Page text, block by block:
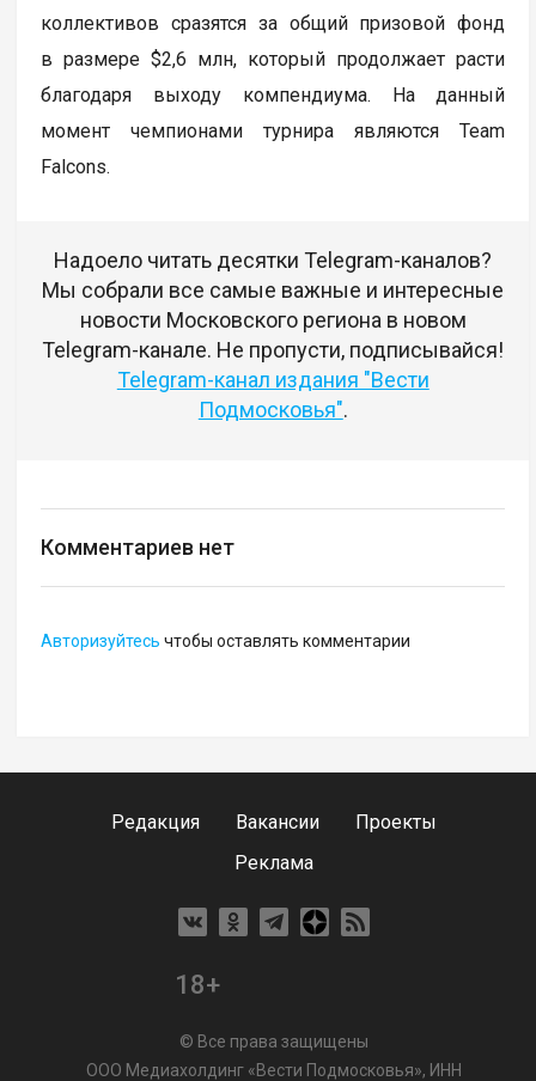
коллективов сразятся за общий призовой фонд
в размере $2,6 млн, который продолжает расти
благодаря выходу компендиума. На данный
момент чемпионами турнира являются Team
Falcons.
Надоело читать десятки Telegram-каналов?
Мы собрали все самые важные и интересные
новости Московского региона в новом
Telegram-канале. Не пропусти, подписывайся!
Telegram-канал издания "Вести
Подмосковья".
Комментариев нет
Авторизуйтесь чтобы оставлять комментарии
Редакция Вакансии
Проекты
Реклама
18+
© Все права защищены
ООО Медиахолдинг «Вести Подмосковья», ИНН